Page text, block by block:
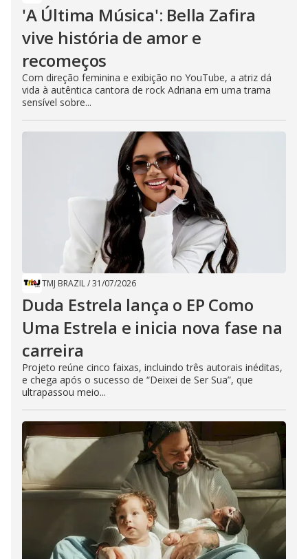
'A Última Música': Bella Zafira
vive história de amor e
recomeços
Com direção feminina e exibição no YouTube, a atriz dá
vida à autêntica cantora de rock Adriana em uma trama
sensível sobre...
TMJ BRAZIL/31/07/2026
Duda Estrela lança o EP Como
Uma Estrela e inicia nova fase na
carreira
Projeto reúne cinco faixas, incluindo três autorais inéditas,
e chega após o sucesso de “Deixei de Ser Sua”, que
ultrapassou meio...